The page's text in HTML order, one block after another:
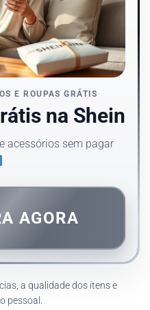
E ROUPAS GRÁTIS
na Shein
acessórios sem pagar
AGORA
a qualidade dos itens e
pessoal.